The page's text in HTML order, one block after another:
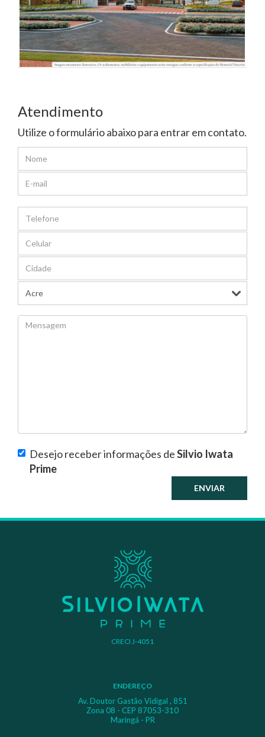
Atendimento
Utilize o formulário abaixo para entrar em contato.
Desejo receber informações deSilvio Iwata
Prime
ENVIAR
CRECI J-4051
ENDEREÇO
Av. Doutor Gastão Vidigal , 851
Zona 08 - CEP 87053-310
Maringá - PR